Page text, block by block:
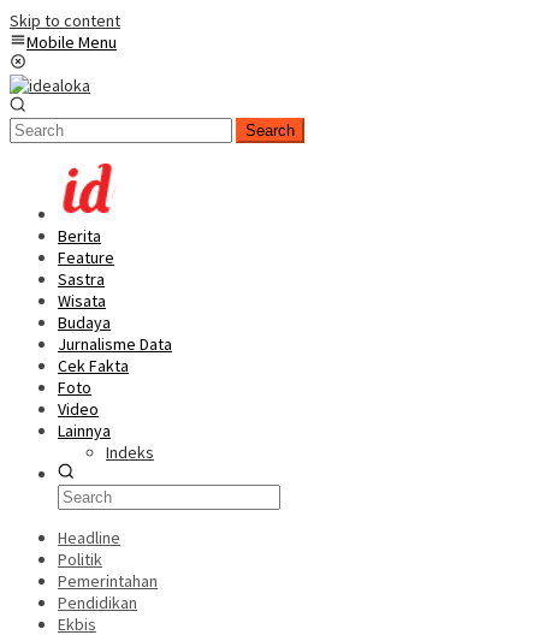
Skip to content
Mobile Menu
Search
Berita
Feature
Sastra
Wisata
Budaya
Jurnalisme Data
Cek Fakta
Foto
Video
Lainnya
Indeks
Headline
Politik
Pemerintahan
Pendidikan
Ekbis